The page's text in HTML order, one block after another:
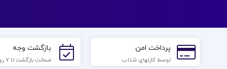
پرداخت امن
توسط کارتهای شتاب
بازگشت وجه
ضمانت بازگشت تا 7 روز